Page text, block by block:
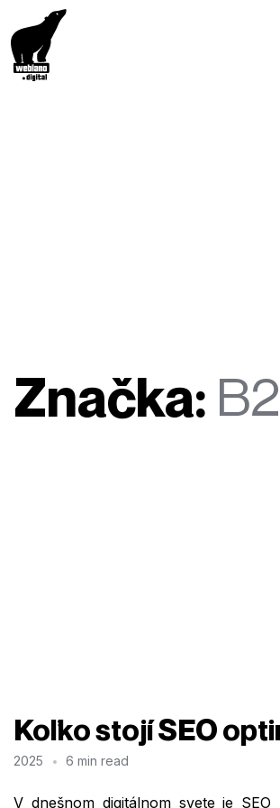
Značka:
Koľko stojí SEO
2025 6 min read
V dnešnom digitálnom svete je